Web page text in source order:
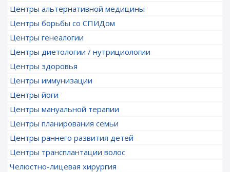
Центры альтернативной медицины
Центры борьбы со СПИДом
Центры генеалогии
Центры диетологии / нутрициологии
Центры здоровья
Центры иммунизации
Центры йоги
Центры мануальной терапии
Центры планирования семьи
Центры раннего развития детей
Центры трансплантации волос
Челюстно-лицевая хирургия